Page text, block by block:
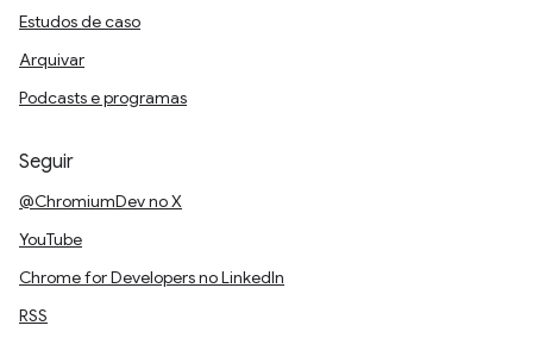
Estudos de caso
Arquivar
Podcasts e programas
Seguir
@ChromiumDev no X
YouTube
Chrome for Developers no LinkedIn
RSS